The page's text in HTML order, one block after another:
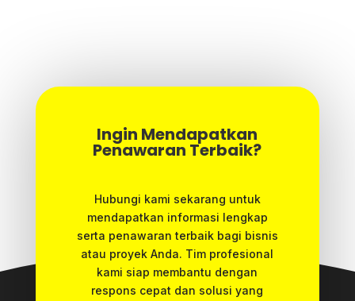
Ingin Mendapatkan
Penawaran Terbaik?
Hubungi kami sekarang untuk
mendapatkan informasi lengkap
serta penawaran terbaik bagi bisnis
atau proyek Anda. Tim profesional
kami siap membantu dengan
respons cepat dan solusi yang